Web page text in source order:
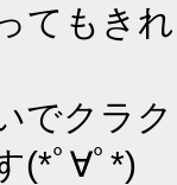
てもき
でクラ
(*ﾟ∀ﾟ*)